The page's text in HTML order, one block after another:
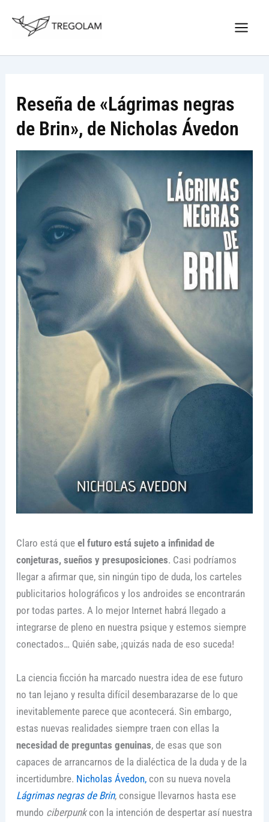
Reseña de «Lágrimas negras
de Brin», de Nicholas Ávedon
Claro está que el futuro está sujeto a infinidad de
conjeturas, sueños y presuposiciones. Casi podríamos
llegar a afirmar que, sin ningún tipo de duda, los carteles
publicitarios holográficos y los androides se encontrarán
por todas partes. A lo mejor Internet habrá llegado a
integrarse de pleno en nuestra psique y estemos siempre
conectados… Quién sabe, ¡quizás nada de eso suceda!
La ciencia ficción ha marcado nuestra idea de ese futuro
no tan lejano y resulta difícil desembarazarse de lo que
inevitablemente parece que acontecerá. Sin embargo,
estas nuevas realidades siempre traen con ellas la
necesidad de preguntas genuinas, de esas que son
capaces de arrancarnos de la dialéctica de la duda y de la
incertidumbre. Nicholas Ávedon,con su nueva novela
Lágrimas negras de Brin, consigue llevarnos hasta ese
mundo ciberpunkcon la intención de despertar así nuestra